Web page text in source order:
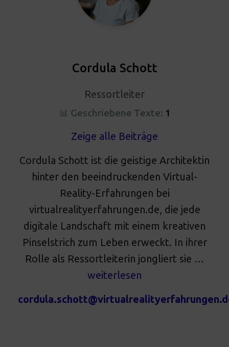
Cordula Schott
Ressortleiter
📊 Geschriebene Texte: 1
Zeige alle Beiträge
Cordula Schott ist die geistige Architektin
hinter den beeindruckenden Virtual-
Reality-Erfahrungen bei
virtualrealityerfahrungen.de, die jede
digitale Landschaft mit einem kreativen
Pinselstrich zum Leben erweckt. In ihrer
Rolle als Ressortleiterin jongliert sie …
weiterlesen